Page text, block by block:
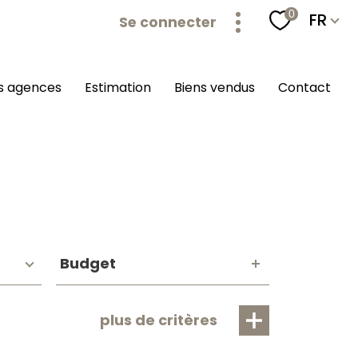
Se connecter 0 Langue
FR
agences estimation biens vendus contact
Budget
plus de critères